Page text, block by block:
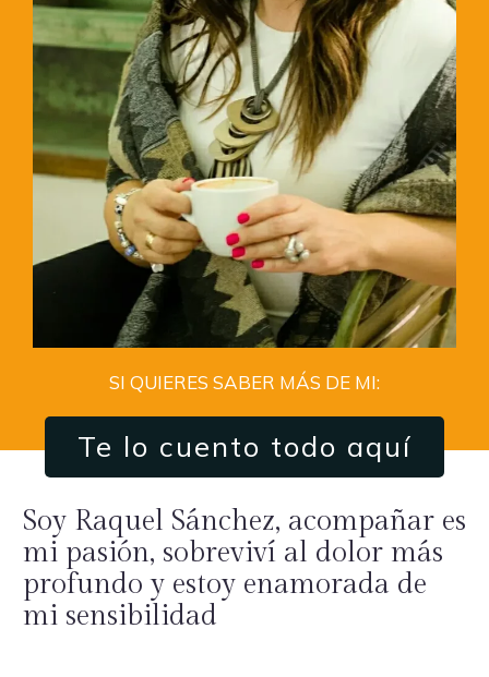
SI QUIERES SABER MÁS DE MI:
Te lo cuento todo aquí
Soy Raquel Sánchez, acompañar es
mi pasión, sobreviví al dolor más
profundo y estoy enamorada de
mi sensibilidad